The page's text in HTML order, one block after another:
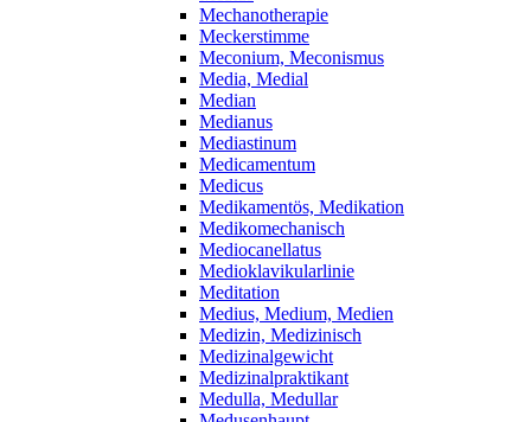
Mechanotherapie
Meckerstimme
Meconium, Meconismus
Media, Medial
Median
Medianus
Mediastinum
Medicamentum
Medicus
Medikamentös, Medikation
Medikomechanisch
Mediocanellatus
Medioklavikularlinie
Meditation
Medius, Medium, Medien
Medizin, Medizinisch
Medizinalgewicht
Medizinalpraktikant
Medulla, Medullar